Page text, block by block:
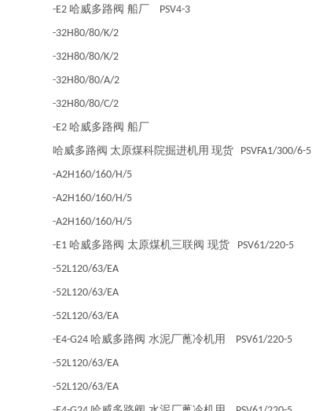
-E2哈威多路阀 船厂
PSV4-3
-32H80/80/K/2
-32H80/80/K/2
-32H80/80/A/2
-32H80/80/C/2
-E2哈威多路阀 船厂
哈威多路阀 太原煤科院掘进机用 现货 PSVFA1/300/6-5
-A2H160/160/H/5
-A2H160/160/H/5
-A2H160/160/H/5
-E1哈威多路阀 太原煤机三联阀 现货
PSV61/220-5
-52L120/63/EA
-52L120/63/EA
-52L120/63/EA
-E4-G24哈威多路阀 水泥厂蓖冷机用
PSV61/220-5
-52L120/63/EA
-52L120/63/EA